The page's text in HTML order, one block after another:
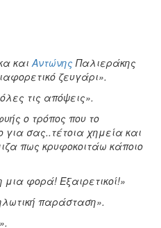
και Αντώνης Παλιεράκης
ιαφορετικό ζευγάρι».
τις απόψεις».
ο τρόπος που το
σας..τέτοια χημεία και
πως κρυφοκοιτάω κάποιο
φορά! Εξαιρετικοί!»
παράσταση».